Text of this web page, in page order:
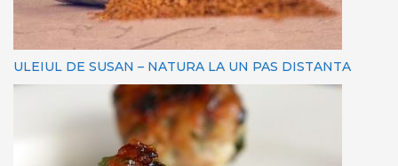
ULEIUL DE SUSAN – NATURA LA UN PAS DISTANTA